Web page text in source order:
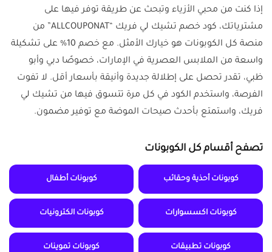
إذا كنت من محبي الأزياء وتبحث عن طريقة توفر فيها على
مشترياتك، كود خصم تشيك لي فريك “ALLCOUPONAT” من
منصة كل الكوبونات هو خيارك الأمثل. مع خصم 10% على تشكيلة
واسعة من الملابس العصرية في الإمارات، خصوصًا دبي وأبو
ظبي، تقدر تحصل على إطلالة جديدة وأنيقة بأسعار أقل. لا تفوت
الفرصة، واستخدم الكود في كل مرة تتسوق فيها من تشيك لي
فريك، واستمتع بأحدث صيحات الموضة مع توفير مضمون.
تصفح أقسام كل الكوبونات
كوبونات أحذية وحقائب كوبونات أطفال
كوبونات اكسسوارات كوبونات الكترونيات
كوبونات تطبيقات كوبونات تموينات